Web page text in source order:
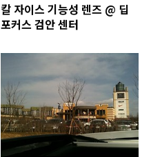
칼 자이스 기능성 렌즈 @ 딥
포커스 검안 센터